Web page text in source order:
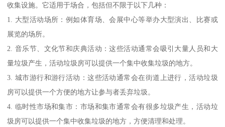
收集设施。它适用于场合，包括但不限于以下几种：
1. 大型活动场所：例如体育场、会展中心等举办大型演出、比赛或
展览的场所。
2. 音乐节、文化节和庆典活动：这些活动通常会吸引大量人员和大
量垃圾产生，活动垃圾房可以提供一个集中收集垃圾的地方。
3. 城市游行和游行活动：这些活动通常会在街道上进行，活动垃圾
房可以提供一个方便的地方让参与者丢弃垃圾。
4. 临时性市场和集市：市场和集市通常会有很多垃圾产生，活动垃
圾房可以提供一个集中收集垃圾的地方，方便清理和处理。